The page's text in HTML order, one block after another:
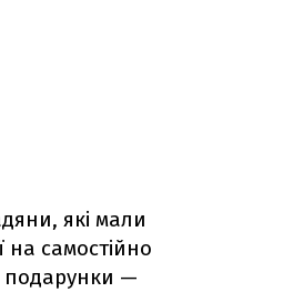
які мали
на самостійно
подарунки —